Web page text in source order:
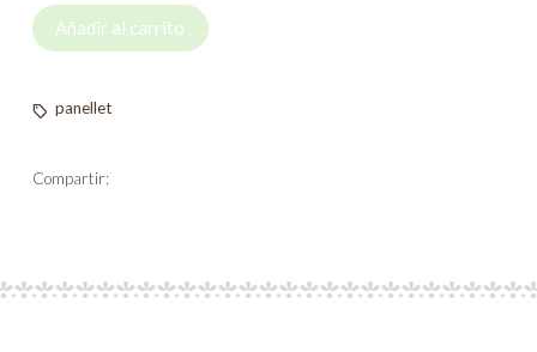
chocolate
cantidad
Añadir al carrito
panellet
Compartir: